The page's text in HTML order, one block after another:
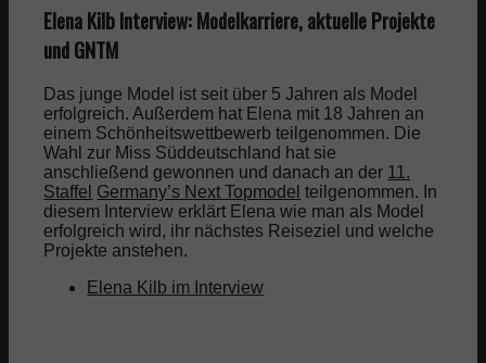
Elena Kilb Interview: Modelkarriere, aktuelle Projekte
und GNTM
Das junge Model ist seit über 5 Jahren als Model
erfolgreich. Außerdem hat Elena mit 18 Jahren an
einem Schönheitswettbewerb teilgenommen. Die
Wahl zur Miss Süddeutschland hat sie
anschließend gewonnen und danach an der 11.
Staffel Germany’s Next Topmodel teilgenommen. In
diesem Interview erklärt Elena wie man als Model
erfolgreich wird, ihr nächstes Reiseziel und welche
Projekte anstehen.
Elena Kilb im Interview